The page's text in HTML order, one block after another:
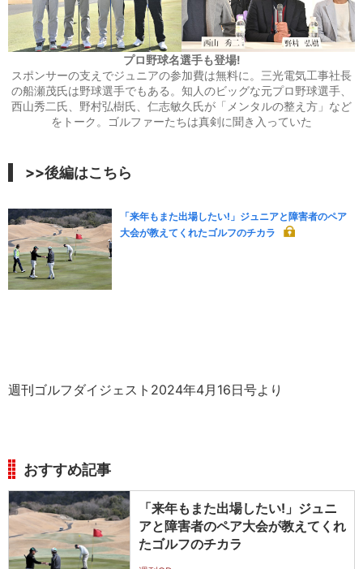
プロ野球名選手も登場!
スポンサーの支えでジュニアの参加費は無料に。三光電気工事社長
の船瀬茂氏は野球選手でもある。知人のビッグな元プロ野球選手、
西山秀二氏、野村弘樹氏、仁志敏久氏が「メンタルの整え方」など
をトーク。ゴルファーたちは真剣に聞き入っていた
>>後編はこちら
「来年もまた出場したい!」ジュニアと障害者のペア
大会が教えてくれたゴルフのチカラ
週刊ゴルフダイジェスト2024年4月16日号より
おすすめ記事
「来年もまた出場したい!」ジュニ
アと障害者のペア大会が教えてくれ
たゴルフのチカラ